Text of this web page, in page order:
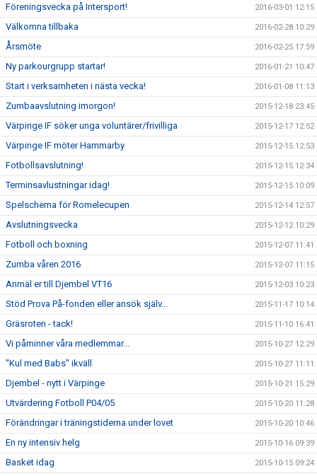
Föreningsvecka på Intersport! 2016-03-01 12:15
Välkomna tillbaka 2016-02-28 10:29
Årsmöte 2016-02-25 17:59
Ny parkourgrupp startar! 2016-01-21 10:47
Start i verksamheten i nästa vecka! 2016-01-08 11:13
Zumbaavslutning imorgon! 2015-12-18 23:45
Värpinge IF söker unga voluntärer/frivilliga 2015-12-17 12:52
Värpinge IF möter Hammarby 2015-12-15 12:53
Fotbollsavslutning! 2015-12-15 12:34
Terminsavlustningar idag! 2015-12-15 10:09
Spelschema för Romelecupen 2015-12-14 12:57
Avslutningsvecka 2015-12-12 10:29
Fotboll och boxning 2015-12-07 11:41
Zumba våren 2016 2015-12-07 11:15
Anmäl er till Djembel VT16 2015-12-03 10:23
Stöd Prova På-fonden eller ansök själv... 2015-11-17 10:14
Gräsroten - tack! 2015-11-10 16:41
Vi påminner våra medlemmar... 2015-10-27 12:29
"Kul med Babs" ikväll 2015-10-27 11:11
Djembel - nytt i Värpinge 2015-10-21 15:29
Utvärdering Fotboll P04/05 2015-10-20 11:28
Förändringar i träningstiderna under lovet 2015-10-20 10:46
En ny intensiv helg 2015-10-16 09:39
Basket idag 2015-10-15 09:24